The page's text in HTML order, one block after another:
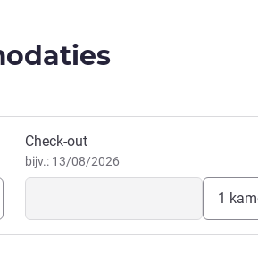
verblijf vol ontspanning en ontdekking.
Check-out
bijv.: 13/08/2026
1